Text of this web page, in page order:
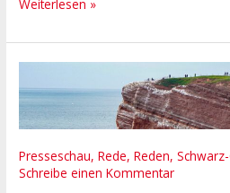
Weiterlesen »
Presseschau,Rede,Reden,
Schreibe einen Kommentar
ist
kein
Automatismus!